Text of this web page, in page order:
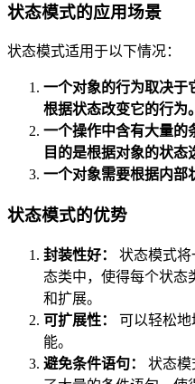
状态模式的应用场景
状态模式适用于以下情况：
一个对象的行为取决于
根据状态改变它的行为。
一个操作中含有大量的
目的是根据对象的状态
一个对象需要根据内部
状态模式的优势
封装性好：
状态模式
态类中，使得每个状态
和扩展。
可扩展性：
可以轻松
能。
避免条件语句：
状态模